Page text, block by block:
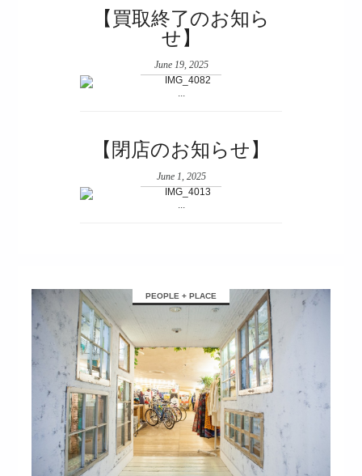
【買取終了のお知ら
せ】
June 19, 2025
...
【閉店のお知らせ】
June 1, 2025
...
PEOPLE + PLACE